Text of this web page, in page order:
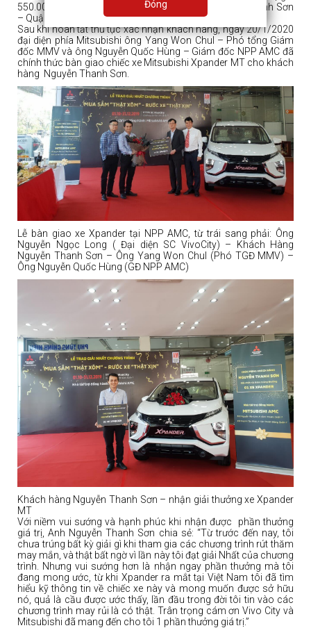
550.000.000 VNĐ đã thuộc về Khách Hàng Nguyễn Thanh Sơn
– Quận 5 – TP.HCM.
Sau khi hoàn tất thủ tục xác nhận khách hàng, ngày 20/1/2020
đại diện phía Mitsubishi ông Yang Won Chul – Phó tổng Giám
đốc MMV và ông Nguyễn Quốc Hùng – Giám đốc NPP AMC đã
chính thức bàn giao chiếc xe Mitsubishi Xpander MT cho khách
hàng Nguyễn Thanh Sơn.
Lễ bàn giao xe Xpander tại NPP AMC, từ trái sang phải: Ông
Nguyễn Ngọc Long ( Đại diện SC VivoCity) – Khách Hàng
Nguyễn Thanh Sơn – Ông Yang Won Chul (Phó TGĐ MMV) –
Ông Nguyễn Quốc Hùng (GĐ NPP AMC)
Khách hàng Nguyễn Thanh Sơn – nhận giải thưởng xe Xpander
MT
Với niềm vui sướng và hạnh phúc khi nhận được phần thưởng
giá trị, Anh Nguyễn Thanh Sơn chia sẻ: “Từ trước đến nay, tôi
chưa trúng bất kỳ giải gì khi tham gia các chương trình rút thăm
may mắn, và thật bất ngờ vì lần này tôi đạt giải Nhất của chương
trình. Nhưng vui sướng hơn là nhận ngay phần thưởng mà tôi
đang mong ước, từ khi Xpander ra mắt tại Việt Nam tôi đã tìm
hiểu kỹ thông tin về chiếc xe này và mong muốn được sở hữu
nó, quả là cầu được ước thấy, lần đầu trong đời tôi tin vào các
chương trình may rủi là có thật. Trân trọng cám ơn Vivo City và
Mitsubishi đã mang đến cho tôi 1 phần thưởng giá trị.”
Đóng